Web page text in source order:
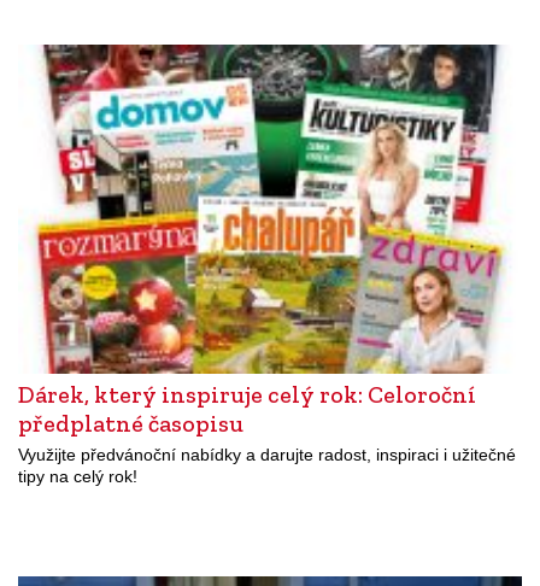
Dárek, který inspiruje celý rok: Celoroční
předplatné časopisu
Využijte předvánoční nabídky a darujte radost, inspiraci i užitečné
tipy na celý rok!